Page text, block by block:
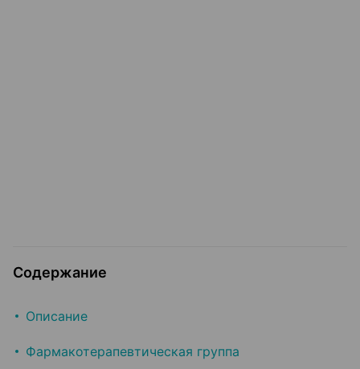
Содержание
Описание
Фармакотерапевтическая группа